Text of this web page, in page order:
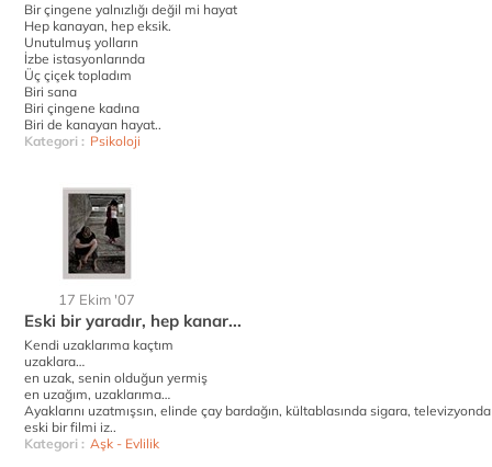
Bir çingene yalnızlığı değil mi hayat
Hep kanayan, hep eksik.
Unutulmuş yolların
İzbe istasyonlarında
Üç çiçek topladım
Biri sana
Biri çingene kadına
Biri de kanayan hayat..
Kategori : Psikoloji
17 Ekim '07
Eski bir yaradır, hep kanar...
Kendi uzaklarıma kaçtım
uzaklara…
en uzak, senin olduğun yermiş
en uzağım, uzaklarıma…
Ayaklarını uzatmışsın, elinde çay bardağın, kültablasında sigara, televizyonda
eski bir filmi iz..
Kategori : Aşk - Evlilik